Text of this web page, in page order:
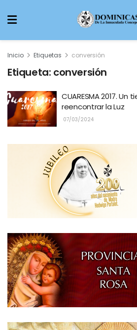
Inicio Etiquetas conversión
Etiqueta: conversión
CUARESMA 2017. Un
reencontrar la Luz
07/03/2024